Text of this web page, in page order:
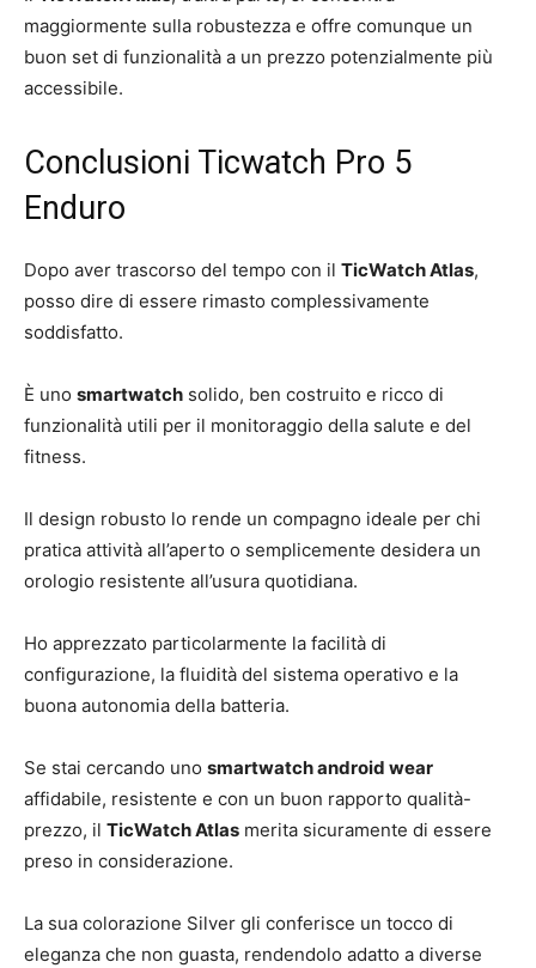
maggiormente sulla robustezza e offre comunque un
buon set di funzionalità a un prezzo potenzialmente più
accessibile.
Conclusioni Ticwatch Pro 5
Enduro
Dopo aver trascorso del tempo con il TicWatch Atlas,
posso dire di essere rimasto complessivamente
soddisfatto.
È uno smartwatch solido, ben costruito e ricco di
funzionalità utili per il monitoraggio della salute e del
fitness.
Il design robusto lo rende un compagno ideale per chi
pratica attività all’aperto o semplicemente desidera un
orologio resistente all’usura quotidiana.
Ho apprezzato particolarmente la facilità di
configurazione, la fluidità del sistema operativo e la
buona autonomia della batteria.
Se stai cercando uno smartwatch android wear
affidabile, resistente e con un buon rapporto qualità-
prezzo, il TicWatch Atlas merita sicuramente di essere
preso in considerazione.
La sua colorazione Silver gli conferisce un tocco di
eleganza che non guasta, rendendolo adatto a diverse